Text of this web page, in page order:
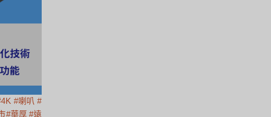
#喇叭 #
#華厚 #遠